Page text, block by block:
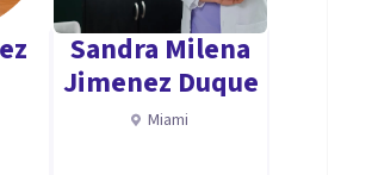
en Canadá.
y Psicoterapia (SPP) de la
Sandra Milena
Jimenez Duque
Miami